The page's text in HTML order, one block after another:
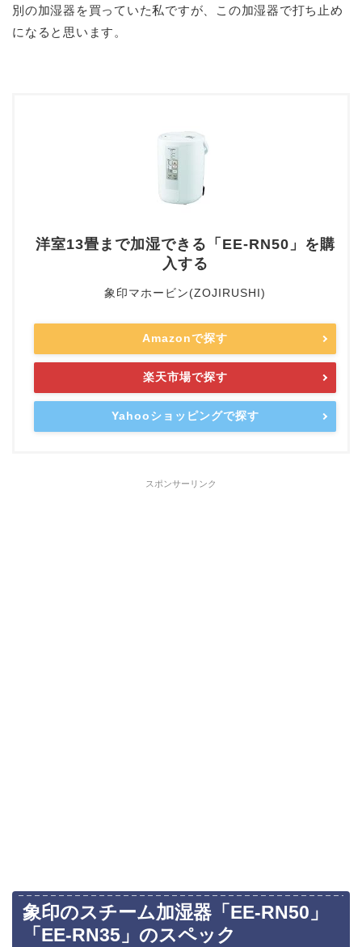
別の加湿器を買っていた私ですが、この加湿器で打ち止め
になると思います。
洋室13畳まで加湿できる「EE-RN50」を購
入する
象印マホービン(ZOJIRUSHI)
Amazonで探す
楽天市場で探す
Yahooショッピングで探す
スポンサーリンク
象印のスチーム加湿器「EE-RN50」
「EE-RN35」のスペック